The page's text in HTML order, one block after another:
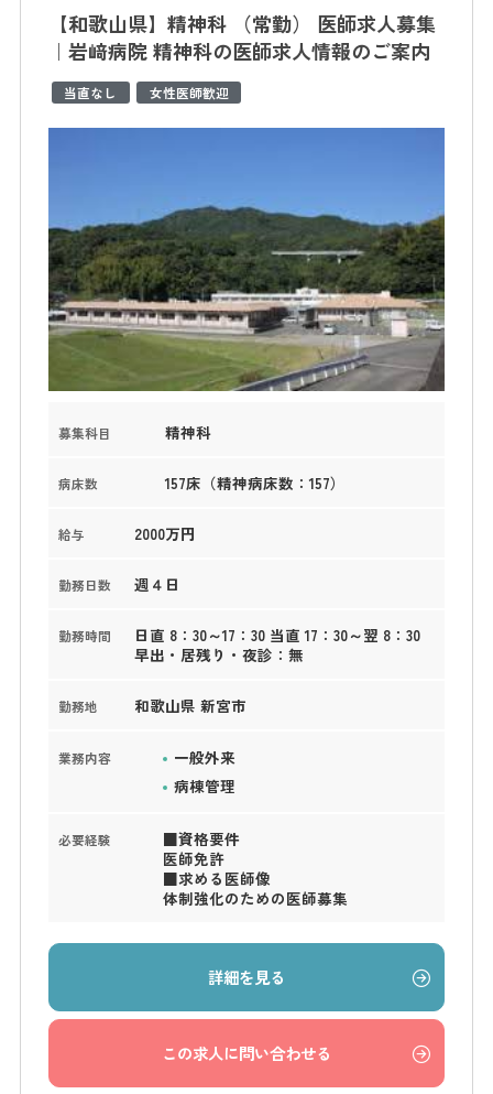
【和歌山県】精神科 （常勤） 医師求人募集
｜岩﨑病院 精神科の医師求人情報のご案内
当直なし 女性医師歓迎
募集科目 精神科
病床数 157床（精神病床数：157）
給与 2000万円
勤務日数 週４日
勤務時間
日直 8：30～17：30 当直 17：30～翌 8：30
早出・居残り・夜診：無
勤務地 和歌山県 新宮市
業務内容
一般外来
病棟管理
必要経験
■資格要件
医師免許
■求める医師像
体制強化のための医師募集
詳細を見る
この求人に問い合わせる